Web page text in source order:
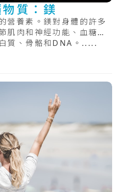
質：鎂
營養素。鎂對身體的許多
肌肉和神經功能、血糖水
質、骨骼和DNA。.....